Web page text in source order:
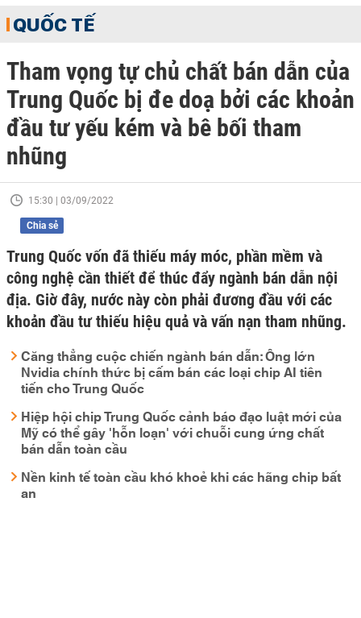
QUỐC TẾ
Tham vọng tự chủ chất bán dẫn của
Trung Quốc bị đe doạ bởi các khoản
đầu tư yếu kém và bê bối tham
nhũng
15:30 | 03/09/2022
Chia sẻ
Trung Quốc vốn đã thiếu máy móc, phần mềm và
công nghệ cần thiết để thúc đẩy ngành bán dẫn nội
địa. Giờ đây, nước này còn phải đương đầu với các
khoản đầu tư thiếu hiệu quả và vấn nạn tham nhũng.
Căng thẳng cuộc chiến ngành bán dẫn: Ông lớn
Nvidia chính thức bị cấm bán các loại chip AI tiên
tiến cho Trung Quốc
Hiệp hội chip Trung Quốc cảnh báo đạo luật mới của
Mỹ có thể gây 'hỗn loạn' với chuỗi cung ứng chất
bán dẫn toàn cầu
Nền kinh tế toàn cầu khó khoẻ khi các hãng chip bất
an